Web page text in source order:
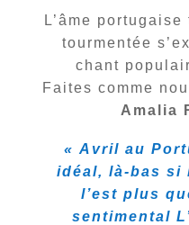
L’âme
tourmentée
chant
Faites comme
Amalia
« Avril au
idéal, là-bas si
l’est plus
sentimental